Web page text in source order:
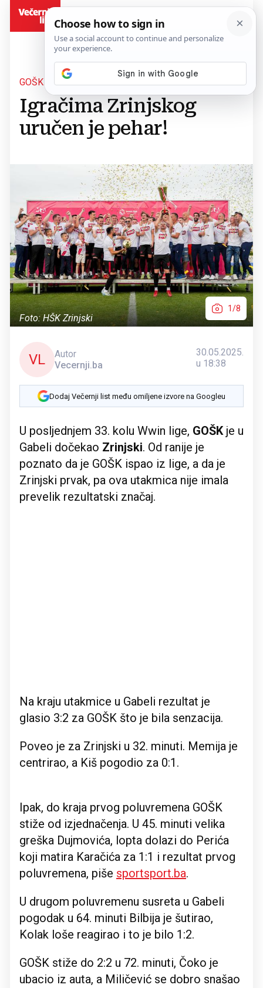
GOŠK SLAVIO S 3:2
Igračima Zrinjskog
uručen je pehar!
Foto: HŠK Zrinjski
1/8
VL
Autor
Vecernji.ba
30.05.2025.
u 18:38
Dodaj Večernji list među omiljene izvore na Googleu
U posljednjem 33. kolu Wwin lige, GOŠK je u
Gabeli dočekao Zrinjski. Od ranije je
poznato da je GOŠK ispao iz lige, a da je
Zrinjski prvak, pa ova utakmica nije imala
prevelik rezultatski značaj.
Na kraju utakmice u Gabeli rezultat je
glasio 3:2 za GOŠK što je bila senzacija.
Poveo je za Zrinjski u 32. minuti. Memija je
centrirao, a Kiš pogodio za 0:1.
Ipak, do kraja prvog poluvremena GOŠK
stiže od izjednačenja. U 45. minuti velika
greška Dujmovića, lopta dolazi do Perića
koji matira Karačića za 1:1 i rezultat prvog
poluvremena, piše sportsport.ba.
U drugom poluvremenu susreta u Gabeli
pogodak u 64. minuti Bilbija je šutirao,
Kolak loše reagirao i to je bilo 1:2.
GOŠK stiže do 2:2 u 72. minuti, Čoko je
ubacio iz auta, a Miličević se dobro snašao